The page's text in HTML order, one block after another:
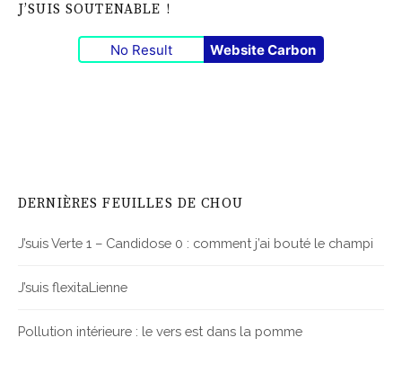
J’SUIS SOUTENABLE !
No Result Website Carbon
DERNIÈRES FEUILLES DE CHOU
J’suis Verte 1 – Candidose 0 : comment j’ai bouté le champi
J’suis flexitaLienne
Pollution intérieure : le vers est dans la pomme